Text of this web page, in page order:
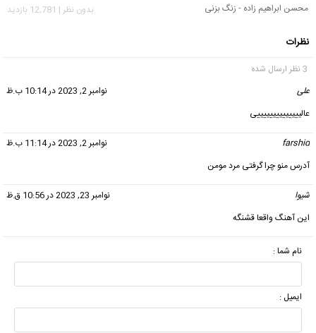
محسن ابراهیم زاده - زنگ بزنی
بدون نظر | 12,781 بازدید
نظرات
3 نظر ارسال شده
علی
نوامبر 2, 2023 در 10:14 ب.ظ
عالییییییییییییییی
farshid
نوامبر 2, 2023 در 11:14 ب.ظ
آدرس منو چرا گرفتی مرد مومن
شیوا
نوامبر 23, 2023 در 10:56 ق.ظ
این آهنگ واقعا قشنگه
نام شما :
ایمیل :